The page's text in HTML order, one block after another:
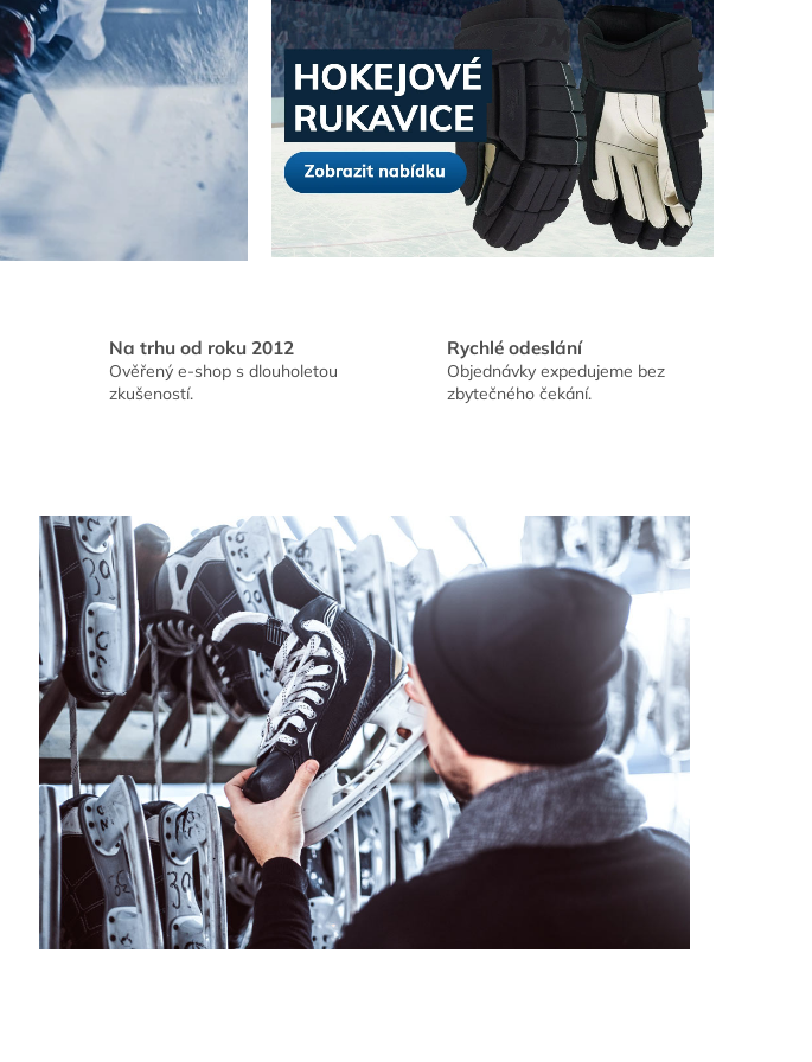
Na trhu od roku 2012
Ověřený e-shop s dlouholetou
zkušeností.
Rychlé odeslání
Objednávky expedujeme bez
zbytečného čekání.